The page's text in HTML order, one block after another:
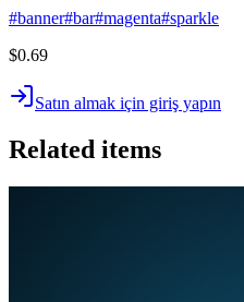
#banner#bar#magenta#sparkle
$0.69
Satın almak için giriş yapın
Related items